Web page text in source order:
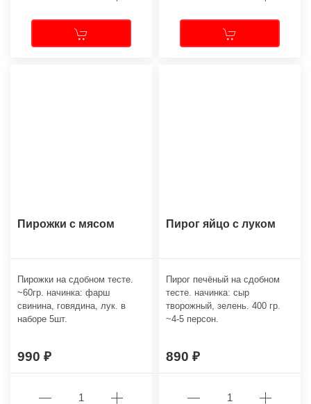
Пирожки с мясом
Пирожки на сдобном тесте.
~60гр. начинка: фарш
свинина, говядина, лук. в
наборе 5шт.
990
Пирог яйцо с луком
Пирог печёный на сдобном
тесте. начинка: сыр
творожный, зелень. 400 гр.
~4-5 персон.
890